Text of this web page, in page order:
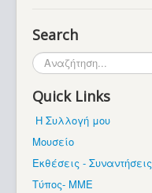
Search
Αναζήτηση...
Quick Links
Η Συλλογή μου
Μουσείο
Εκθέσεις - Συναντήσεις
Τύπος- ΜΜΕ